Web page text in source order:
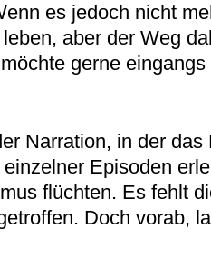
es jedoch nicht
aber der Weg
gerne
Narration, in der
Episoden
flüchten. Es fehlt
Doch vorab,